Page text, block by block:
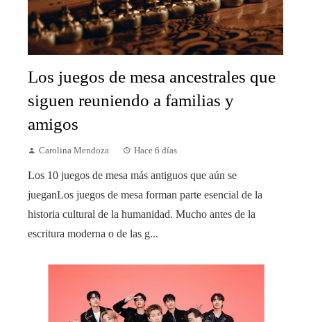
Los juegos de mesa ancestrales que
siguen reuniendo a familias y
amigos
Carolina Mendoza Hace 6 días
Los 10 juegos de mesa más antiguos que aún se
jueganLos juegos de mesa forman parte esencial de la
historia cultural de la humanidad. Mucho antes de la
escritura moderna o de las g...